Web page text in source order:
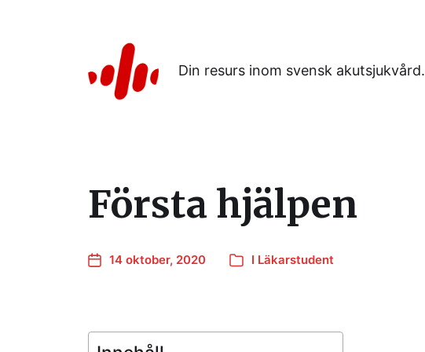
Din resurs inom svensk akutsjukvård.
Första hjälpen
14 oktober, 2020 I Läkarstudent